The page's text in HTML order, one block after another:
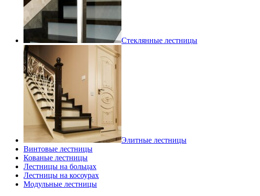
Стеклянные лестницы
Элитные лестницы
Винтовые лестницы
Кованые лестницы
Лестницы на больцах
Лестницы на косоурах
Модульные лестницы